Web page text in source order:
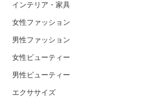
インテリア・家具
女性ファッション
男性ファッション
女性ビューティー
男性ビューティー
エクササイズ